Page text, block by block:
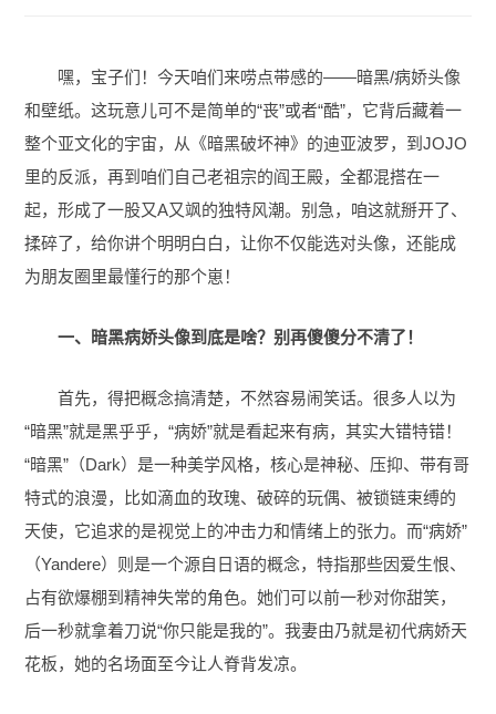
嘿，宝子们！今天咱们来唠点带感的——暗黑/病娇头像
和壁纸。这玩意儿可不是简单的“丧”或者“酷”，它背后藏着一
整个亚文化的宇宙，从《暗黑破坏神》的迪亚波罗，到JOJO
里的反派，再到咱们自己老祖宗的阎王殿，全都混搭在一
起，形成了一股又A又飒的独特风潮。别急，咱这就掰开了、
揉碎了，给你讲个明明白白，让你不仅能选对头像，还能成
为朋友圈里最懂行的那个崽！
一、暗黑病娇头像到底是啥？别再傻傻分不清了！
首先，得把概念搞清楚，不然容易闹笑话。很多人以为
“暗黑”就是黑乎乎，“病娇”就是看起来有病，其实大错特错！
“暗黑”（Dark）是一种美学风格，核心是神秘、压抑、带有哥
特式的浪漫，比如滴血的玫瑰、破碎的玩偶、被锁链束缚的
天使，它追求的是视觉上的冲击力和情绪上的张力。而“病娇”
（Yandere）则是一个源自日语的概念，特指那些因爱生恨、
占有欲爆棚到精神失常的角色。她们可以前一秒对你甜笑，
后一秒就拿着刀说“你只能是我的”。我妻由乃就是初代病娇天
花板，她的名场面至今让人脊背发凉。